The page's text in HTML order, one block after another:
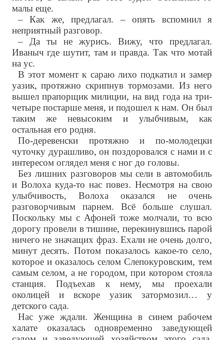
малы еще.
– Как же, предлагал. – опять вспомнил я
неприятный разговор.
– Да ты не журись. Вижу, что предлагал.
Иваныч где шутит, там и правда. Так что мотай
на ус.
В этот момент к сараю лихо подкатил и замер
уазик, протяжно скрипнув тормозами. Из него
вышел прапорщик милиции, на вид года на три-
четыре постарше меня, и подошел к нам. Он был
таким же невысоким и улыбчивым, как
остальная его родня.
По-деревенски протяжно и по-молодецки
чуточку дурашливо, он поздоровался с нами и с
интересом оглядел меня с ног до головы.
Без лишних разговоров мы сели в автомобиль
и Волоха куда-то нас повез. Несмотря на свою
улыбчивость, Волоха оказался не очень
разговорчивым парнем. Всё больше слушал.
Поскольку мы с Афоней тоже молчали, то всю
дорогу провели в тишине, перекинувшись парой
ничего не значащих фраз. Ехали не очень долго,
минут десять. Потом показалось какое-то село,
которое и оказалось селом Слепокуровским, тем
самым селом, а не городом, при котором стояла
станция. Подъехав к нему, мы проехали
околицей и вскоре уазик затормозил… у
детского сада.
Нас уже ждали. Женщина в синем рабочем
халате оказалась одновременно заведующей